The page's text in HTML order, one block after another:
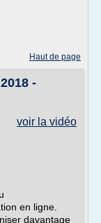
Haut de page
-
voir la vidéo
en ligne.
davantage